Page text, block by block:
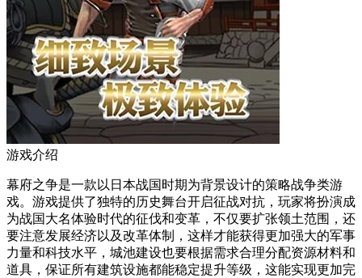
游戏介绍
幕府之争是一款以日本战国时期为背景设计的策略战争类游
戏。游戏提供了独特的历史舞台开启征战对抗，玩家将扮演成
为战国大名体验时代的征伐和变革，不仅要扩张领土范围，还
要注意发展经济以及改革体制，这样才能获得更加强大的军事
力量和科技水平，城池建设也要根据需求合理分配资源材料和
道具，保证所有建筑设施都能稳定提升等级，这能实现更加完